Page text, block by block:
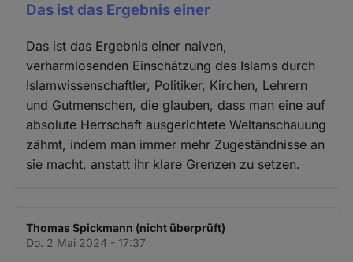
Das ist das Ergebnis einer
Das ist das Ergebnis einer naiven,
verharmlosenden Einschätzung des Islams durch
Islamwissenschaftler, Politiker, Kirchen, Lehrern
und Gutmenschen, die glauben, dass man eine auf
absolute Herrschaft ausgerichtete Weltanschauung
zähmt, indem man immer mehr Zugeständnisse an
sie macht, anstatt ihr klare Grenzen zu setzen.
Thomas Spickmann (nicht überprüft)
Do. 2 Mai 2024 - 17:37